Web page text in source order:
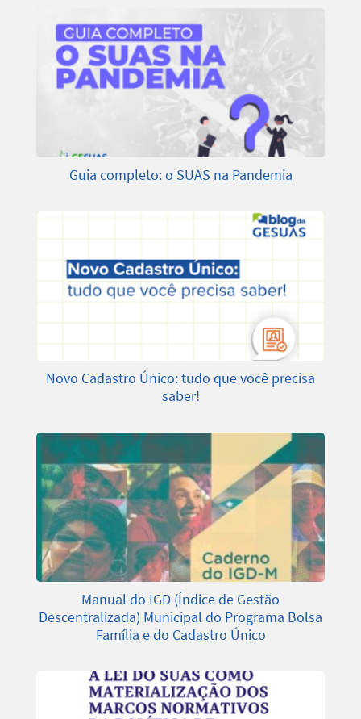
Guia completo: o SUAS na Pandemia
Novo Cadastro Único: tudo que você precisa
saber!
Manual do IGD (Índice de Gestão
Descentralizada) Municipal do Programa Bolsa
Família e do Cadastro Único